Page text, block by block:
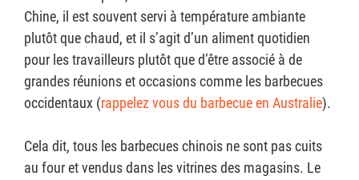
Chine, il est souvent servi à température ambiante
plutôt que chaud, et il s’agit d’un aliment quotidien
pour les travailleurs plutôt que d’être associé à de
grandes réunions et occasions comme les barbecues
occidentaux (rappelez vous du barbecue en Australie).
Cela dit, tous les barbecues chinois ne sont pas cuits
au four et vendus dans les vitrines des magasins. Le